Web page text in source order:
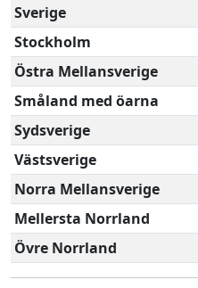
Sverige
Stockholm
Östra Mellansverige
Småland med öarna
Sydsverige
Västsverige
Norra Mellansverige
Mellersta Norrland
Övre Norrland